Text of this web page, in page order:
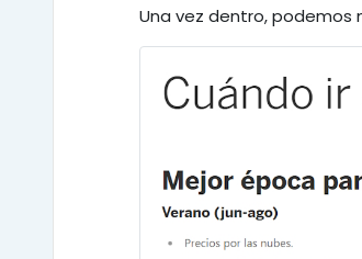
Una vez dentro, podemos